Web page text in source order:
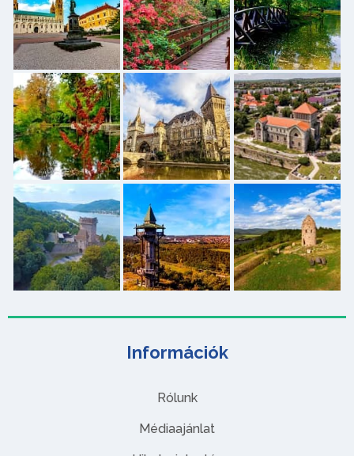
Információk
Rólunk
Médiaajánlat